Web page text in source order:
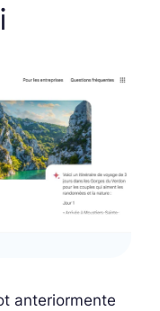
anteriormente